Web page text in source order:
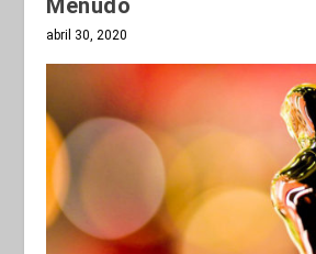
Menudo
abril 30, 2020